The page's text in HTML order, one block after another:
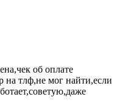
об оплате
на тлф,не мог найти,если